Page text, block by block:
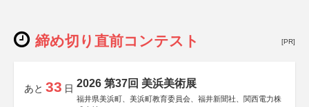
締め切り直前コンテスト [PR]
あと 33 日 2026 第37回 美浜美術展
福井県美浜町、美浜町教育委員会、福井新聞社、関西電力株